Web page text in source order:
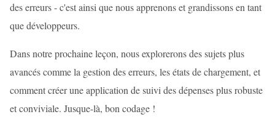
des erreurs - c'est ainsi que nous apprenons et grandissons en tant
que développeurs.
Dans notre prochaine leçon, nous explorerons des sujets plus
avancés comme la gestion des erreurs, les états de chargement, et
comment créer une application de suivi des dépenses plus robuste
et conviviale. Jusque-là, bon codage !